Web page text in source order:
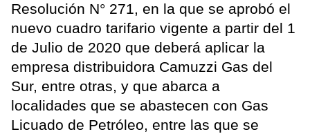
Resolución N° 271, en la que se aprobó el
nuevo cuadro tarifario vigente a partir del 1
de Julio de 2020 que deberá aplicar la
empresa distribuidora Camuzzi Gas del
Sur, entre otras, y que abarca a
localidades que se abastecen con Gas
Licuado de Petróleo, entre las que se